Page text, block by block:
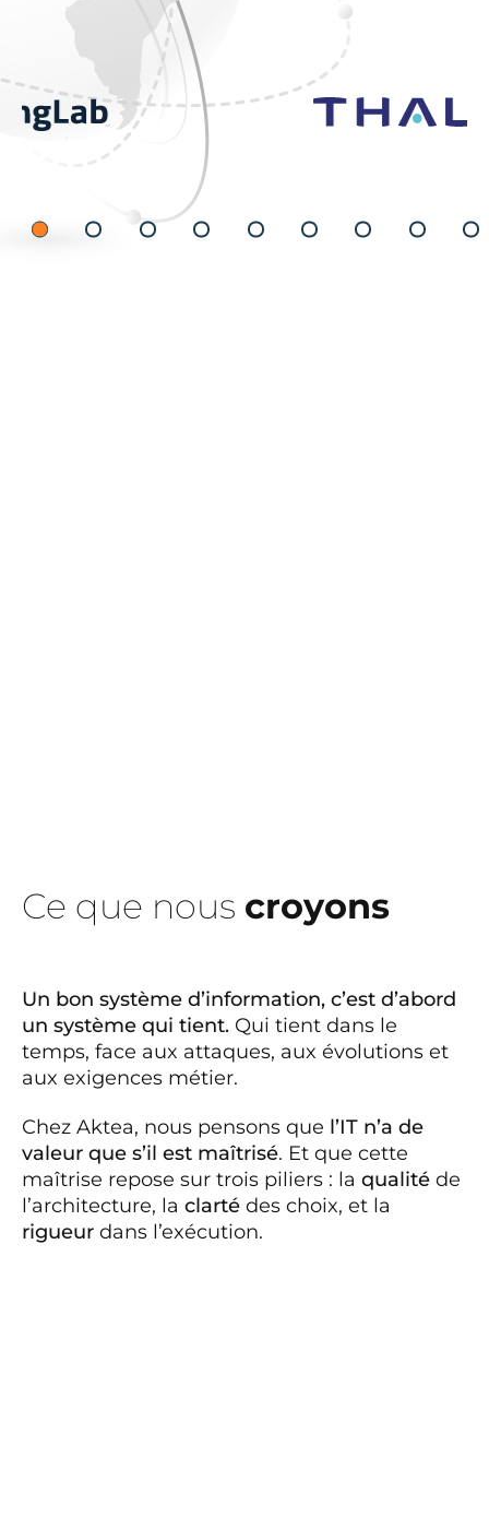
Ce que nous croyons
Un bon système d’information, c’est d’abord
un système qui tient. Qui tient dans le
temps, face aux attaques, aux évolutions et
aux exigences métier.
Chez Aktea, nous pensons que l’IT n’a de
valeur que s’il est maîtrisé. Et que cette
maîtrise repose sur trois piliers : la qualité de
l’architecture, la clarté des choix, et la
rigueur dans l’exécution.